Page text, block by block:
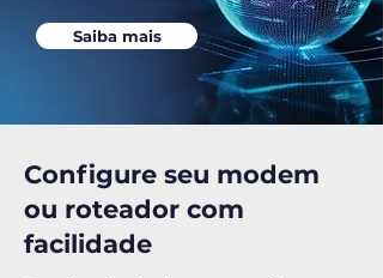
Saiba mais
Configure seu modem
ou roteador com
facilidade